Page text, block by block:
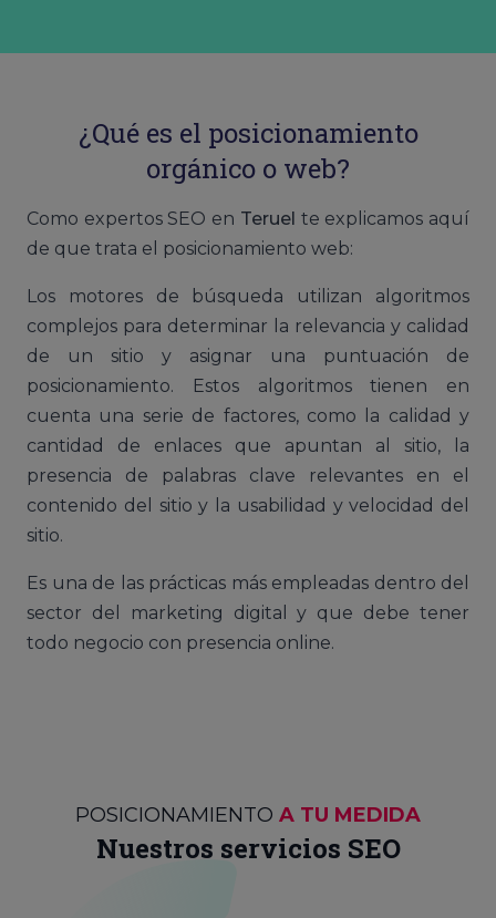
¿Qué es el posicionamiento
orgánico o web?
Como expertos SEO en Teruel te explicamos aquí
de que trata el posicionamiento web:
Los motores de búsqueda utilizan algoritmos
complejos para determinar la relevancia y calidad
de un sitio y asignar una puntuación de
posicionamiento. Estos algoritmos tienen en
cuenta una serie de factores, como la calidad y
cantidad de enlaces que apuntan al sitio, la
presencia de palabras clave relevantes en el
contenido del sitio y la usabilidad y velocidad del
sitio.
Es una de las prácticas más empleadas dentro del
sector del marketing digital y que debe tener
todo negocio con presencia online.
POSICIONAMIENTO A TU MEDIDA
Nuestros servicios SEO